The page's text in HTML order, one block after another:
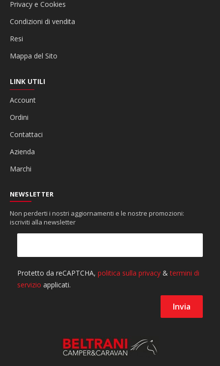
Privacy e Cookies
Condizioni di vendita
Resi
Mappa del Sito
LINK UTILI
Account
Ordini
Contattaci
Azienda
Marchi
NEWSLETTER
Non perderti i nostri aggiornamenti e le nostre promozioni:
iscriviti alla newsletter